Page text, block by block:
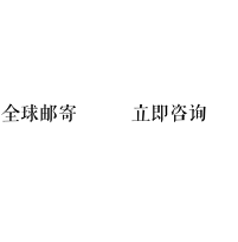
全球邮寄 立即咨询